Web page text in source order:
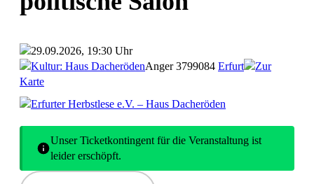
29.09.2026, 19:30 Uhr
Kultur: Haus DacherödenAnger 3799084 Erfurt
Zur
Karte
Erfurter Herbstlese e.V. – Haus Dacheröden
Unser Ticketkontingent für die Veranstaltung ist
leider erschöpft.